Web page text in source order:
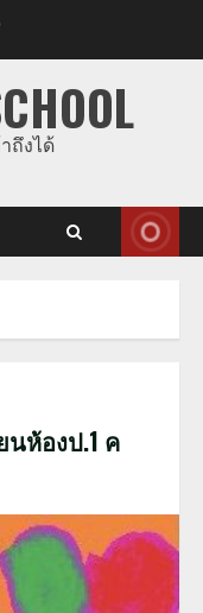
ถึงได้
นห้องป.1 ค